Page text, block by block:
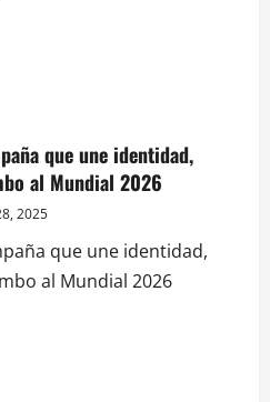
que une identidad,
al Mundial 2026
2025
que une identidad,
al Mundial 2026